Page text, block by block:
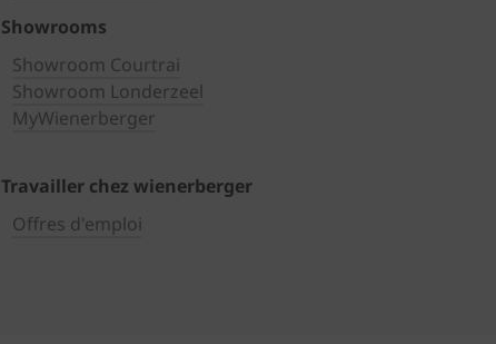
Showrooms
Showroom Courtrai
Showroom Londerzeel
MyWienerberger
Travailler chez wienerberger
Offres d'emploi